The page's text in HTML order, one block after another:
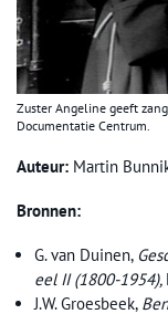
Zuster Angeline geeft
Documentatie Centrum.
Auteur: Martin
Bronnen:
G. van Duinen,
eel II (1800-1954),
J.W. Groesbeek,